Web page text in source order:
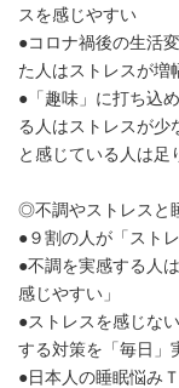
スを感じやすい
●コロナ禍後の生活
た人はストレスが増
●「趣味」に打ち込
る人はストレス
と感じている人は足
◎不調やストレスと
●９割の人が「スト
●不調を実感する人
感じやすい」
●ストレスを感じな
する対策を「毎日」
●日本人の睡眠悩み